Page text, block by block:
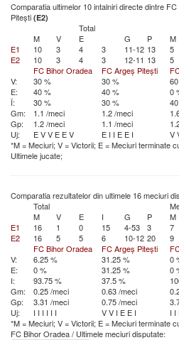
Comparatia ultimelor 10 intalniri directe dintre
Pitești (E2)
Total
M
V E G P M
E1
10 3 4 3 11-12 13 5
E2
10 3 4 3 12-11 13 5
FC Bihor Oradea
FC Argeș Pitești
V:
30 % 30 %
E:
40 % 40 % 0
Î:
30 % 30 %
Gm:
1.1 /meci 1.2 /meci
Gp:
1.2 /meci 1.1 /meci
Uj:
EVV E EV E I I E E I V
*M = Meciuri; V = Victorii; E = Meciuri terminate
Ultimele jucate;
Comparatia rezultatelor din ultimele 16 meciuri
Total
M
V E I G P M
E1
16 1 0 15 4-53 3 7
E2
16 5 5 6 10-12 20 9
FC Bihor Oradea
FC Argeș Pitești
V:
6.25 % 31.25 % 0
E:
0 % 31.25 % 0
I:
93.75 % 37.5 %
Gm:
0.25 /meci 0.63 /meci
Gp:
3.31 /meci 0.75 /meci
Uj:
I I I I I I VV I E E I I I
*M = Meciuri; V = Victorii; E = Meciuri terminate
FC Bihor Oradea/ Ultimele meciuri disputate: